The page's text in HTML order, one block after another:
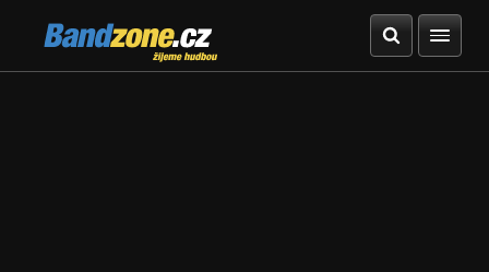
Bandzone.cz
žijeme hudbou